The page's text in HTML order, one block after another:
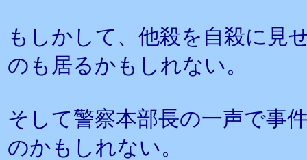
もしかして、他殺を自殺に見
のも居るかもしれない。
そして警察本部長の一声で事
のかもしれない。